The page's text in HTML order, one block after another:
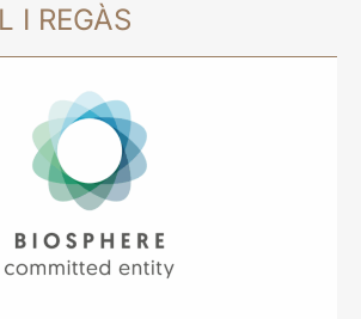
I REGÀS